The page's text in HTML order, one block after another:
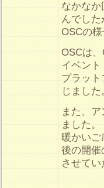
なかな
んでした
OSCの様
OSCは
イベント
プラッ
じました
また、
ました。
暖かい
後の開催
させて